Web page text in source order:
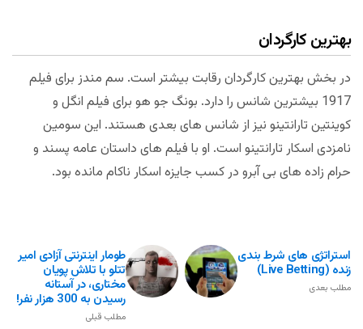
بهترین کارگردان
در بخش بهترین کارگردان رقابت بیشتر است. سم مندز برای فیلم
1917 بیشترین شانس را دارد. بونگ جو هو برای فیلم انگل و
کوینتین تارانتینو نیز از شانس های بعدی هستند. این سومین
نامزدی اسکار تارانتینو است. او با فیلم های داستان عامه پسند و
حرام زاده های بی آبرو در کسب جایزه اسکار ناکام مانده بود.
طومار اینترنتی آزادی امیر
تتلو با تلاش پویان
مختاری، در آستانه
رسیدن به 300 هزار نفر!
مطلب قبلی
استراتژی های شرط بندی
زنده (Live Betting)
مطلب بعدی